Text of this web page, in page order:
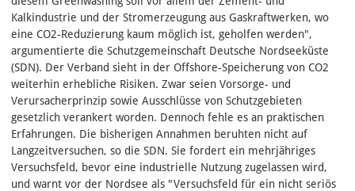
Kalkindustrie und der Stromerzeugung aus Gaskraftwerken, wo
eine CO2-Reduzierung kaum möglich ist, geholfen werden",
argumentierte die Schutzgemeinschaft Deutsche Nordseeküste
(SDN). Der Verband sieht in der Offshore-Speicherung von CO2
weiterhin erhebliche Risiken. Zwar seien Vorsorge- und
Verursacherprinzip sowie Ausschlüsse von Schutzgebieten
gesetzlich verankert worden. Dennoch fehle es an praktischen
Erfahrungen. Die bisherigen Annahmen beruhten nicht auf
Langzeitversuchen, so die SDN. Sie fordert ein mehrjähriges
Versuchsfeld, bevor eine industrielle Nutzung zugelassen wird,
und warnt vor der Nordsee als "Versuchsfeld für ein nicht seriös